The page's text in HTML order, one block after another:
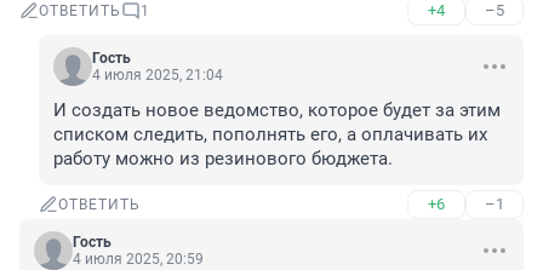
ОТВЕТИТЬ 1 +4 –5
Гость
4 июля 2025, 21:04
И создать новое ведомство, которое будет за этим
списком следить, пополнять его, а оплачивать их
работу можно из резинового бюджета.
ОТВЕТИТЬ +6 –1
Гость
4 июля 2025, 20:59